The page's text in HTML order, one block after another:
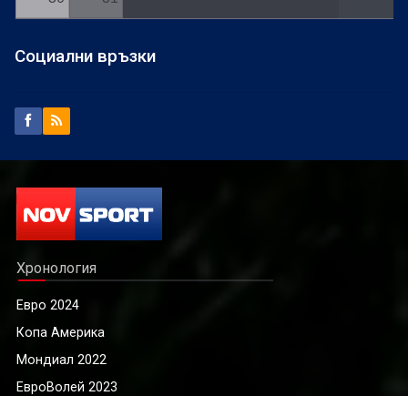
Социални връзки
Хронология
Евро 2024
Копа Америка
Мондиал 2022
ЕвроВолей 2023